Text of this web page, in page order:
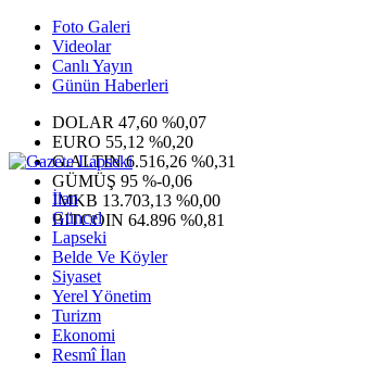
Foto Galeri
Videolar
Canlı Yayın
Günün Haberleri
DOLAR 47,60 %0,07
EURO 55,12 %0,20
G.ALTIN6.516,26 %0,31
GÜMÜŞ 95 %-0,06
IMKB 13.703,13 %0,00
BITCOIN 64.896 %0,81
İlan
Güncel
Lapseki
Belde Ve Köyler
Siyaset
Yerel Yönetim
Turizm
Ekonomi
Resmî İlan